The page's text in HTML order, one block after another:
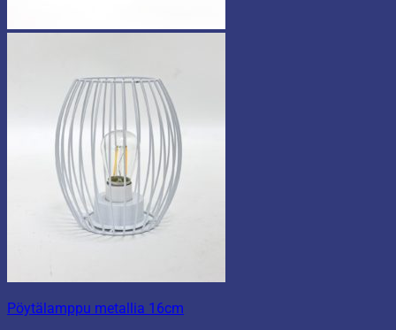
Pöytälamppu metallia 16cm